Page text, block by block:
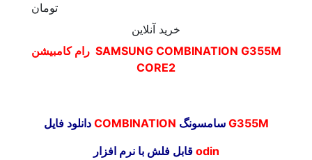
تومان
خرید آنلاین
رام کامبیشن SAMSUNG COMBINATION G355M
CORE2
دانلود فایل COMBINATION سامسونگ G355M
قابل فلش با نرم افزار odin